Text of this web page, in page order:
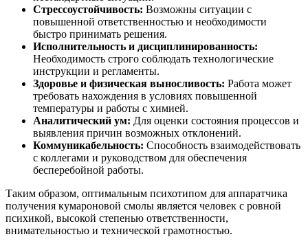
Стрессоустойчивость: Возможны ситуации с
повышенной ответственностью и необходимости
быстро принимать решения.
Исполнительность и дисциплинированность:
Необходимость строго соблюдать технологические
инструкции и регламенты.
Здоровье и физическая выносливость: Работа может
требовать нахождения в условиях повышенной
температуры и работы с химией.
Аналитический ум: Для оценки состояния процессов и
выявления причин возможных отклонений.
Коммуникабельность: Способность взаимодействовать
с коллегами и руководством для обеспечения
бесперебойной работы.
Таким образом, оптимальным психотипом для аппаратчика
получения кумароновой смолы является человек с ровной
психикой, высокой степенью ответственности,
внимательностью и технической грамотностью.